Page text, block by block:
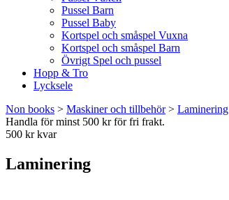
Pussel Barn
Pussel Baby
Kortspel och småspel Vuxna
Kortspel och småspel Barn
Övrigt Spel och pussel
Hopp & Tro
Lycksele
Non books > Maskiner och tillbehör> Laminering
Handla för minst 500 kr för fri frakt.
500 kr kvar
Laminering